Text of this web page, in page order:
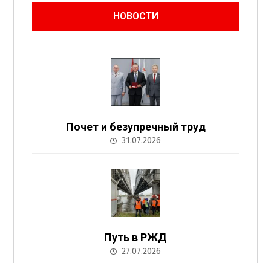
НОВОСТИ
Почет и безупречный труд
31.07.2026
Путь в РЖД
27.07.2026